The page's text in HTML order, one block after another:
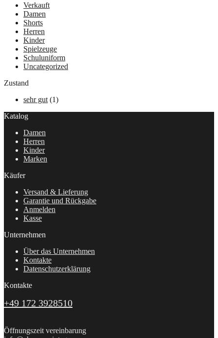
Verkauft
Damen
Shorts
Herren
Kinder
Spielzeuge
Schuluniform
Uncategorized
Zustand
sehr gut (1)
Katalog
Damen
Herren
Kinder
Marken
Käufer
Versand & Lieferung
Garantie und Rückgabe
Anmelden
Kasse
Unternehmen
Über das Unternehmen
Kontakte
Datenschutzerklärung
Kontakte
+49 172 3928510
Öffnungszeit vereinbarung